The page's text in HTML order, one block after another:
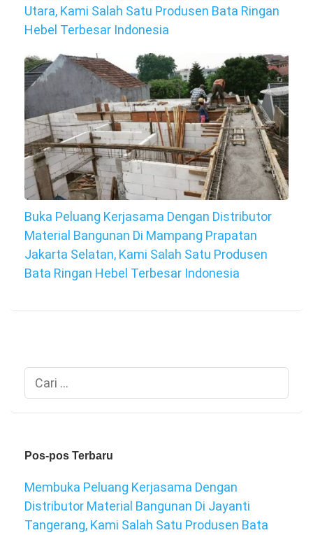
Utara, Kami Salah Satu Produsen Bata Ringan
Hebel Terbesar Indonesia
Buka Peluang Kerjasama Dengan Distributor
Material Bangunan Di Mampang Prapatan
Jakarta Selatan, Kami Salah Satu Produsen
Bata Ringan Hebel Terbesar Indonesia
Cari
untuk:
Pos-pos Terbaru
Membuka Peluang Kerjasama Dengan
Distributor Material Bangunan Di Jayanti
Tangerang, Kami Salah Satu Produsen Bata